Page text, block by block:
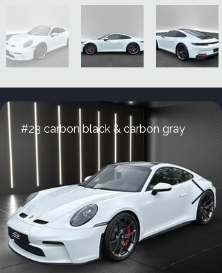
#23 carbon black & carbon gray